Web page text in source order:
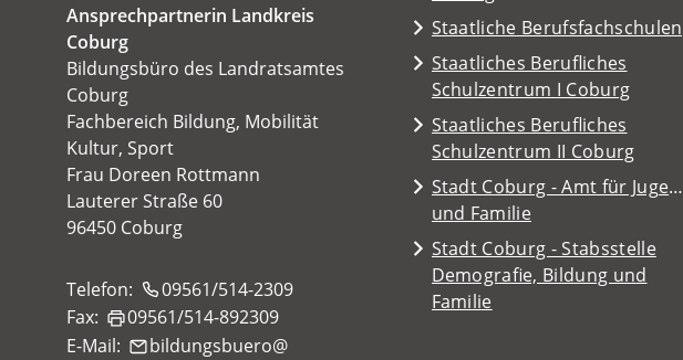
neuen
Tab)
Ansprechpartnerin Landkreis
Coburg
Bildungsbüro des Landratsamtes
Coburg
Fachbereich Bildung, Mobilität
Kultur, Sport
Frau Doreen Rottmann
Lauterer Straße 60
96450 Coburg
Telefon:
09561/514-2309
Fax:
09561/514-892309
E-Mail:
bildungsbuero
in
neuen
Tab)
Staatliche Berufsfachschulen
(Öffnet
in
einem
Tab)
Staatliches Berufliches
Schulzentrum I Coburg
(Öffnet
in
einem
Tab)
Staatliches Berufliches
Schulzentrum II Coburg
(Öffnet
in
einem
Tab)
Stadt Coburg - Amt für Jugend
und Familie
(Öffnet
in
einem
neuen
Stadt Coburg - Stabsstelle
Demografie, Bildung und
Familie
(Öffnet